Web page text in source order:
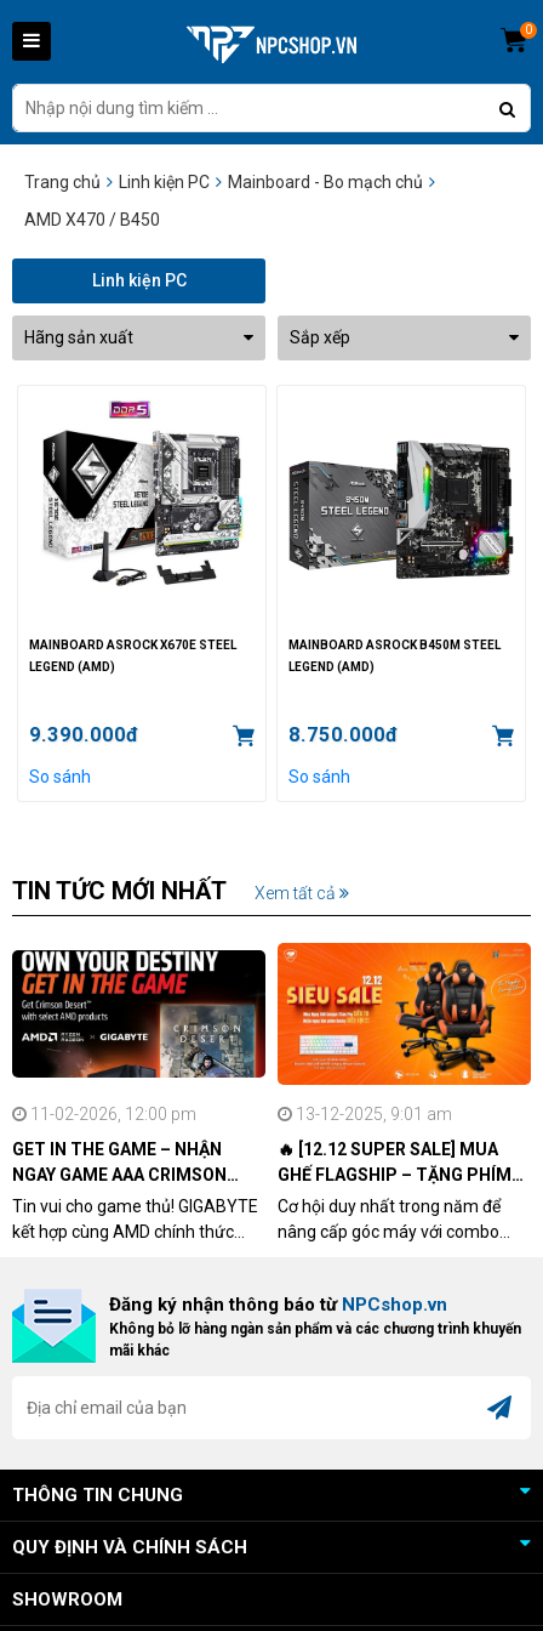
0
Trang chủ Linh kiện PC
Mainboard - Bo mạch chủ
AMD X470 / B450
Linh kiện PC
Hãng sản xuất Sắp xếp
MAINBOARD ASROCK X670E STEEL
LEGEND (AMD)
9.390.000đ
So sánh
MAINBOARD ASROCK B450M STEEL
LEGEND (AMD)
8.750.000đ
So sánh
TIN TỨC MỚI NHẤT Xem tất cả
11-02-2026, 12:00 pm
GET IN THE GAME – NHẬN
NGAY GAME AAA CRIMSON
DESERT CÙNG GIGABYTE &
AMD
Tin vui cho game thủ! GIGABYTE
kết hợp cùng AMD chính thức
khách hàng sở hữu VGA Radeon
RX 9070 / RX 9070 XT.
13-12-2025, 9:01 am
🔥 [12.12 SUPER SALE] MUA
GHẾ FLAGSHIP – TẶNG PHÍM
CƠ XỊN
Cơ hội duy nhất trong năm để
nâng cấp góc máy với combo
dòng ghế Gaming cao cấp nhất,
bạn sẽ nhận ngay quà tặng trị giá
Đăng ký nhận thông báo từ NPCshop.vn
Không bỏ lỡ hàng ngàn sản phẩm và các chương trình khuyến
mãi khác
THÔNG TIN CHUNG
QUY ĐỊNH VÀ CHÍNH SÁCH
SHOWROOM